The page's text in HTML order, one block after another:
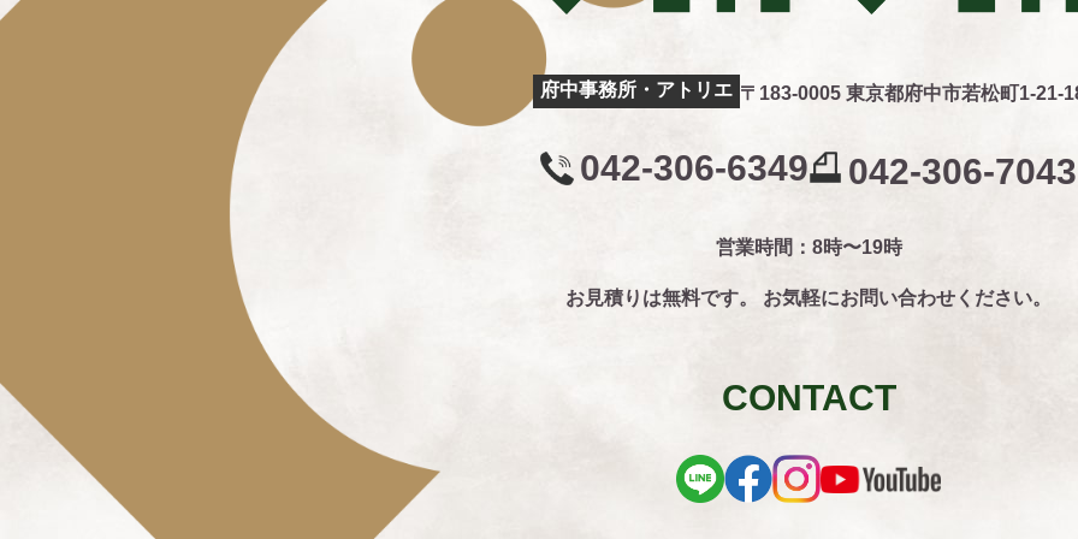
府中事務所・アトリエ 〒183-0005 東京都府中市若松町1-21-
042-306-6349 042-306-7043
営業時間：8時〜19時
お見積りは無料です。 お気軽にお問い合わせください。
CONTACT